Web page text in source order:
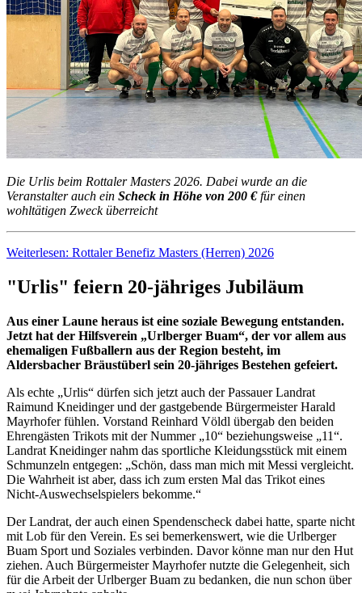
Die Urlis beim Rottaler Masters 2026. Dabei wurde an die
Veranstalter auch ein Scheck in Höhe von 200 €für einen
wohltätigen Zweck überreicht
Weiterlesen: Rottaler Benefiz Masters (Herren) 2026
"Urlis" feiern 20-jähriges Jubiläum
Aus einer Laune heraus ist eine soziale Bewegung entstanden.
Jetzt hat der Hilfsverein „Urlberger Buam“, der vor allem aus
ehemaligen Fußballern aus der Region besteht, im
Aldersbacher Bräustüberl sein 20-jähriges Bestehen gefeiert.
Als echte „Urlis“ dürfen sich jetzt auch der Passauer Landrat
Raimund Kneidinger und der gastgebende Bürgermeister Harald
Mayrhofer fühlen. Vorstand Reinhard Völdl übergab den beiden
Ehrengästen Trikots mit der Nummer „10“ beziehungsweise „11“.
Landrat Kneidinger nahm das sportliche Kleidungsstück mit einem
Schmunzeln entgegen: „Schön, dass man mich mit Messi vergleicht.
Die Wahrheit ist aber, dass ich zum ersten Mal das Trikot eines
Nicht-Auswechselspielers bekomme.“
Der Landrat, der auch einen Spendenscheck dabei hatte, sparte nicht
mit Lob für den Verein. Es sei bemerkenswert, wie die Urlberger
Buam Sport und Soziales verbinden. Davor könne man nur den Hut
ziehen. Auch Bürgermeister Mayrhofer nutzte die Gelegenheit, sich
für die Arbeit der Urlberger Buam zu bedanken, die nun schon über